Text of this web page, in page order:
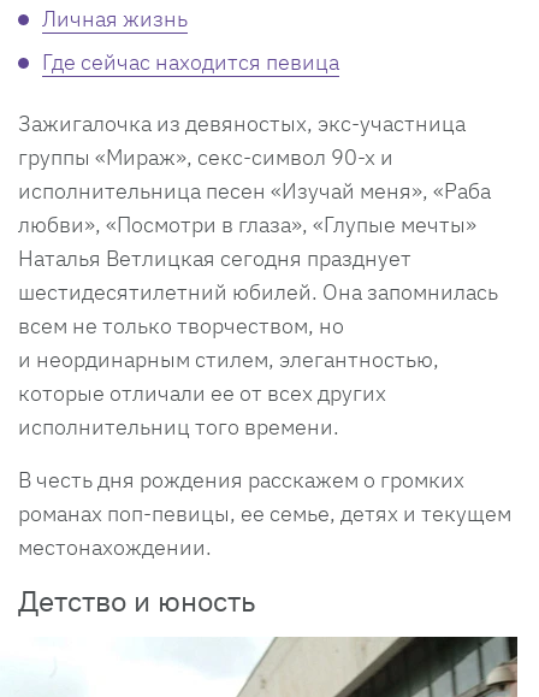
Личная жизнь
Где сейчас находится певица
Зажигалочка из девяностых, экс-участница
группы «Мираж», секс-символ 90-х и
исполнительница песен «Изучай меня», «Раба
любви», «Посмотри в глаза», «Глупые мечты»
Наталья Ветлицкая сегодня празднует
шестидесятилетний юбилей. Она запомнилась
всем не только творчеством, но
и неординарным стилем, элегантностью,
которые отличали ее от всех других
исполнительниц того времени.
В честь дня рождения расскажем о громких
романах поп-певицы, ее семье, детях и текущем
местонахождении.
Детство и юность